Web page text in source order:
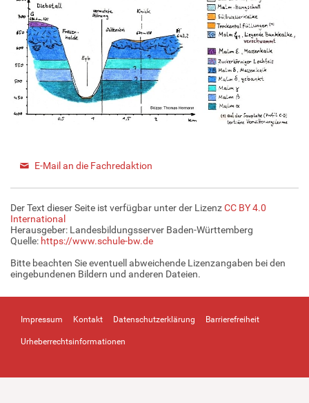
E-Mail an die Fachredaktion
Der Text dieser Seite ist verfügbar unter der LizenzCC BY 4.0
International
Herausgeber: Landesbildungsserver Baden-Württemberg
Quelle: https://www.schule-bw.de
Bitte beachten Sie eventuell abweichende Lizenzangaben bei den
eingebundenen Bildern und anderen Dateien.
Impressum Kontakt Datenschutzerklärung Barrierefreiheit
Urheberrechtsinformationen